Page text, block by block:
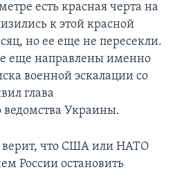
есть красная черта на
к этой красной
но ее еще не пересекли.
еще направлены именно
военной эскалации со
глава
Украины.
верит, что США или НАТО
России остановить